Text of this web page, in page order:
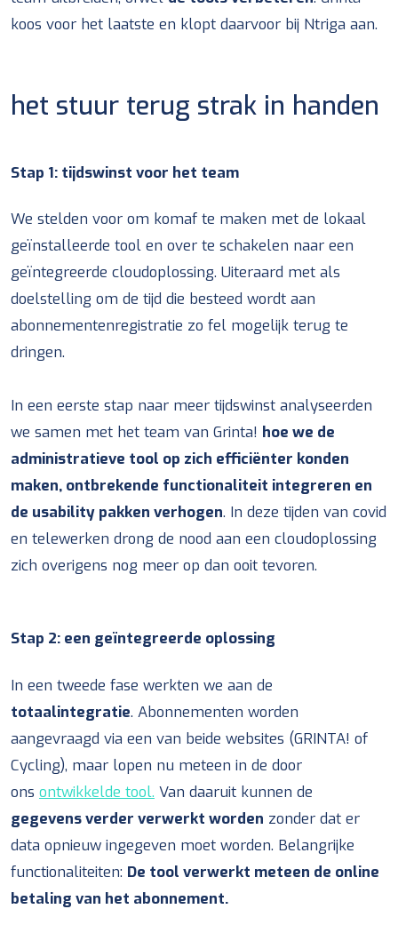
koos voor het laatste en klopt daarvoor bij Ntriga aan.
het stuur terug strak in handen
Stap 1: tijdswinst voor het team
We stelden voor om komaf te maken met de lokaal
geïnstalleerde tool en over te schakelen naar een
geïntegreerde cloudoplossing. Uiteraard met als
doelstelling om de tijd die besteed wordt aan
abonnementenregistratie zo fel mogelijk terug te
dringen.
In een eerste stap naar meer tijdswinst analyseerden
we samen met het team van Grinta! hoe we de
administratieve tool op zich efficiënter konden
maken, ontbrekende functionaliteit integreren en
de usability pakken verhogen. In deze tijden van covid
en telewerken drong de nood aan een cloudoplossing
zich overigens nog meer op dan ooit tevoren.
Stap 2: een geïntegreerde oplossing
In een tweede fase werkten we aan de
totaalintegratie. Abonnementen worden
aangevraagd via een van beide websites (GRINTA! of
Cycling), maar lopen nu meteen in de door
ons ontwikkelde tool. Van daaruit kunnen de
gegevens verder verwerkt worden zonder dat er
data opnieuw ingegeven moet worden. Belangrijke
functionaliteiten: De tool verwerkt meteen de online
betaling van het abonnement.